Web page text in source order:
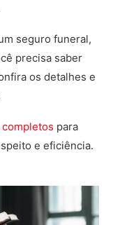
seguro funeral,
precisa saber
os detalhes e
para
e eficiência.